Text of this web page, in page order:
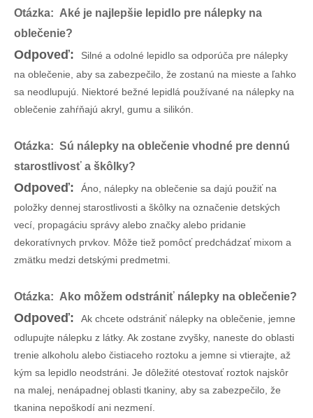
Otázka: Aké je najlepšie lepidlo pre nálepky na
oblečenie?
Odpoveď:
Silné a odolné lepidlo sa odporúča pre nálepky
na oblečenie, aby sa zabezpečilo, že zostanú na mieste a ľahko
sa neodlupujú. Niektoré bežné lepidlá používané na nálepky na
oblečenie zahŕňajú akryl, gumu a silikón.
Otázka: Sú nálepky na oblečenie vhodné pre dennú
starostlivosť a škôlky?
Odpoveď:
Áno, nálepky na oblečenie sa dajú použiť na
položky dennej starostlivosti a škôlky na označenie detských
vecí, propagáciu správy alebo značky alebo pridanie
dekoratívnych prvkov. Môže tiež pomôcť predchádzať mixom a
zmätku medzi detskými predmetmi.
Otázka: Ako môžem odstrániť nálepky na oblečenie?
Odpoveď:
Ak chcete odstrániť nálepky na oblečenie, jemne
odlupujte nálepku z látky. Ak zostane zvyšky, naneste do oblasti
trenie alkoholu alebo čistiaceho roztoku a jemne si vtierajte, až
kým sa lepidlo neodstráni. Je dôležité otestovať roztok najskôr
na malej, nenápadnej oblasti tkaniny, aby sa zabezpečilo, že
tkanina nepoškodí ani nezmení.